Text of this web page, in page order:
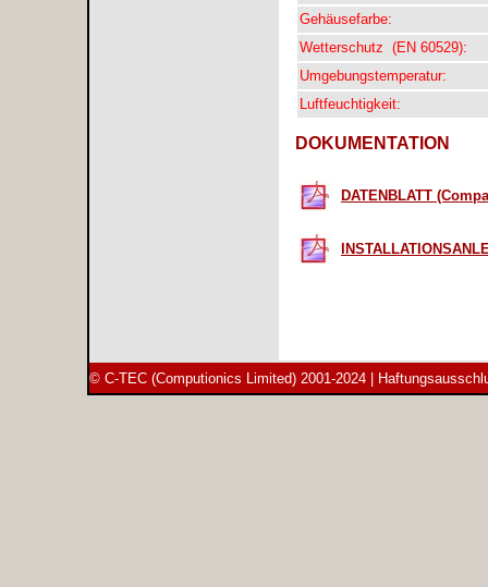
Gehäusefarbe:
Wetterschutz (EN 60529):
Umgebungstemperatur:
Luftfeuchtigkeit:
DOKUMENTATION
DATENBLATT
© C-TEC (Computionics Limited) 2001-2024 |